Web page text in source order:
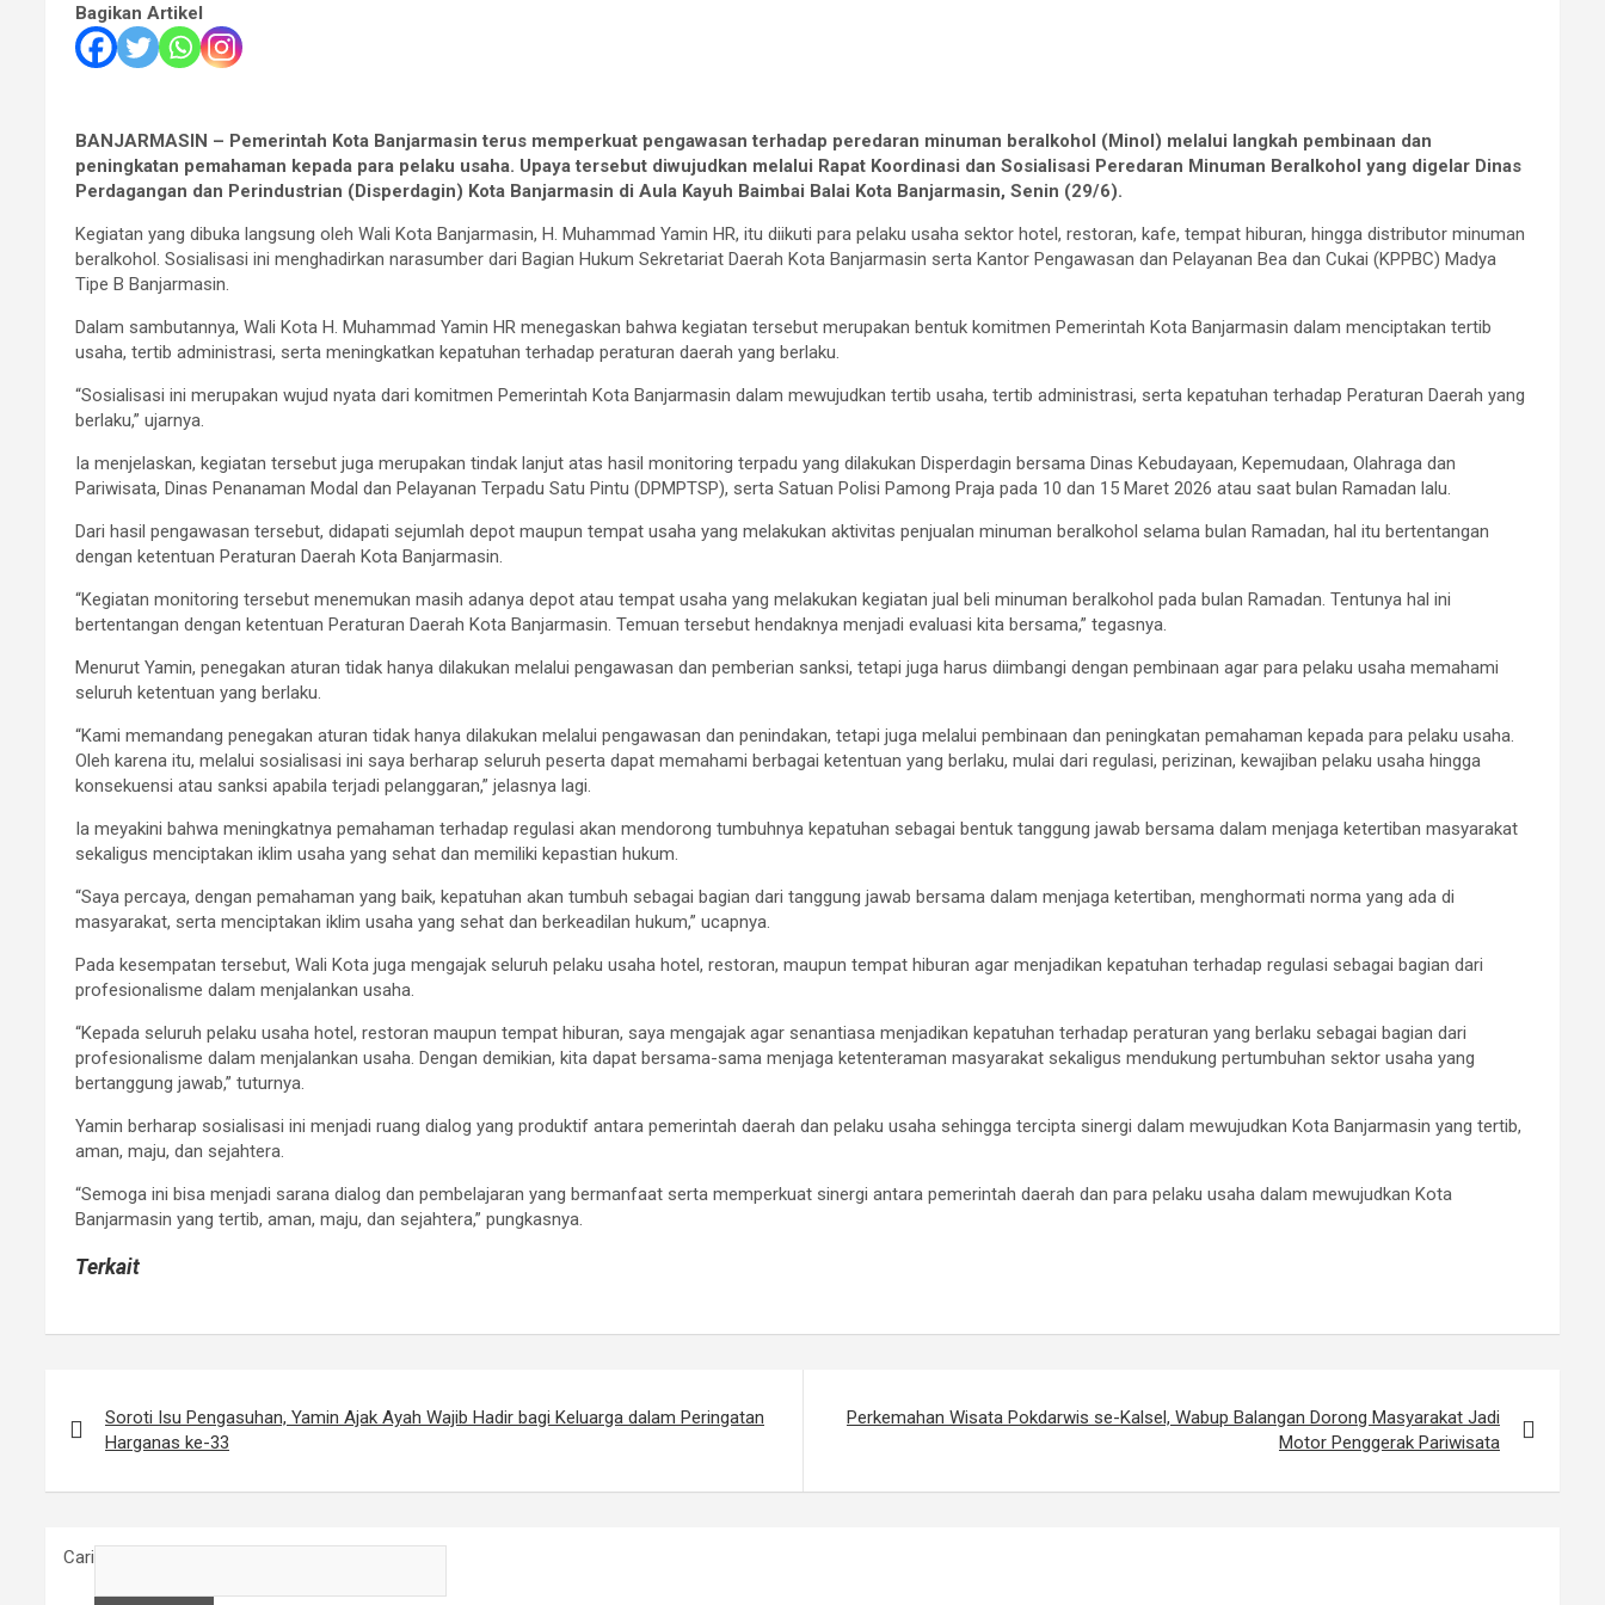
Bagikan Artikel
BANJARMASIN – Pemerintah Kota Banjarmasin terus memperkuat pengawasan terhadap peredaran minuman beralkohol (Minol) melalui langkah pembinaan dan
peningkatan pemahaman kepada para pelaku usaha. Upaya tersebut diwujudkan melalui Rapat Koordinasi dan Sosialisasi Peredaran Minuman Beralkohol yang digelar Dinas
Perdagangan dan Perindustrian (Disperdagin) Kota Banjarmasin di Aula Kayuh Baimbai Balai Kota Banjarmasin, Senin (29/6).
Kegiatan yang dibuka langsung oleh Wali Kota Banjarmasin, H. Muhammad Yamin HR, itu diikuti para pelaku usaha sektor hotel, restoran, kafe, tempat hiburan, hingga distributor minuman
beralkohol. Sosialisasi ini menghadirkan narasumber dari Bagian Hukum Sekretariat Daerah Kota Banjarmasin serta Kantor Pengawasan dan Pelayanan Bea dan Cukai (KPPBC) Madya
Tipe B Banjarmasin.
Dalam sambutannya, Wali Kota H. Muhammad Yamin HR menegaskan bahwa kegiatan tersebut merupakan bentuk komitmen Pemerintah Kota Banjarmasin dalam menciptakan tertib
usaha, tertib administrasi, serta meningkatkan kepatuhan terhadap peraturan daerah yang berlaku.
“Sosialisasi ini merupakan wujud nyata dari komitmen Pemerintah Kota Banjarmasin dalam mewujudkan tertib usaha, tertib administrasi, serta kepatuhan terhadap Peraturan Daerah yang
berlaku,” ujarnya.
Ia menjelaskan, kegiatan tersebut juga merupakan tindak lanjut atas hasil monitoring terpadu yang dilakukan Disperdagin bersama Dinas Kebudayaan, Kepemudaan, Olahraga dan
Pariwisata, Dinas Penanaman Modal dan Pelayanan Terpadu Satu Pintu (DPMPTSP), serta Satuan Polisi Pamong Praja pada 10 dan 15 Maret 2026 atau saat bulan Ramadan lalu.
Dari hasil pengawasan tersebut, didapati sejumlah depot maupun tempat usaha yang melakukan aktivitas penjualan minuman beralkohol selama bulan Ramadan, hal itu bertentangan
dengan ketentuan Peraturan Daerah Kota Banjarmasin.
“Kegiatan monitoring tersebut menemukan masih adanya depot atau tempat usaha yang melakukan kegiatan jual beli minuman beralkohol pada bulan Ramadan. Tentunya hal ini
bertentangan dengan ketentuan Peraturan Daerah Kota Banjarmasin. Temuan tersebut hendaknya menjadi evaluasi kita bersama,” tegasnya.
Menurut Yamin, penegakan aturan tidak hanya dilakukan melalui pengawasan dan pemberian sanksi, tetapi juga harus diimbangi dengan pembinaan agar para pelaku usaha memahami
seluruh ketentuan yang berlaku.
“Kami memandang penegakan aturan tidak hanya dilakukan melalui pengawasan dan penindakan, tetapi juga melalui pembinaan dan peningkatan pemahaman kepada para pelaku usaha.
Oleh karena itu, melalui sosialisasi ini saya berharap seluruh peserta dapat memahami berbagai ketentuan yang berlaku, mulai dari regulasi, perizinan, kewajiban pelaku usaha hingga
konsekuensi atau sanksi apabila terjadi pelanggaran,” jelasnya lagi.
Ia meyakini bahwa meningkatnya pemahaman terhadap regulasi akan mendorong tumbuhnya kepatuhan sebagai bentuk tanggung jawab bersama dalam menjaga ketertiban masyarakat
sekaligus menciptakan iklim usaha yang sehat dan memiliki kepastian hukum.
“Saya percaya, dengan pemahaman yang baik, kepatuhan akan tumbuh sebagai bagian dari tanggung jawab bersama dalam menjaga ketertiban, menghormati norma yang ada di
masyarakat, serta menciptakan iklim usaha yang sehat dan berkeadilan hukum,” ucapnya.
Pada kesempatan tersebut, Wali Kota juga mengajak seluruh pelaku usaha hotel, restoran, maupun tempat hiburan agar menjadikan kepatuhan terhadap regulasi sebagai bagian dari
profesionalisme dalam menjalankan usaha.
“Kepada seluruh pelaku usaha hotel, restoran maupun tempat hiburan, saya mengajak agar senantiasa menjadikan kepatuhan terhadap peraturan yang berlaku sebagai bagian dari
profesionalisme dalam menjalankan usaha. Dengan demikian, kita dapat bersama-sama menjaga ketenteraman masyarakat sekaligus mendukung pertumbuhan sektor usaha yang
bertanggung jawab,” tuturnya.
Yamin berharap sosialisasi ini menjadi ruang dialog yang produktif antara pemerintah daerah dan pelaku usaha sehingga tercipta sinergi dalam mewujudkan Kota Banjarmasin yang tertib,
aman, maju, dan sejahtera.
“Semoga ini bisa menjadi sarana dialog dan pembelajaran yang bermanfaat serta memperkuat sinergi antara pemerintah daerah dan para pelaku usaha dalam mewujudkan Kota
Banjarmasin yang tertib, aman, maju, dan sejahtera,” pungkasnya.
Terkait
Soroti Isu Pengasuhan, Yamin Ajak Ayah Wajib Hadir bagi Keluarga dalam Peringatan
Harganas ke-33
Perkemahan Wisata Pokdarwis se-Kalsel, Wabup Balangan Dorong Masyarakat Jadi
Motor Penggerak Pariwisata
Cari